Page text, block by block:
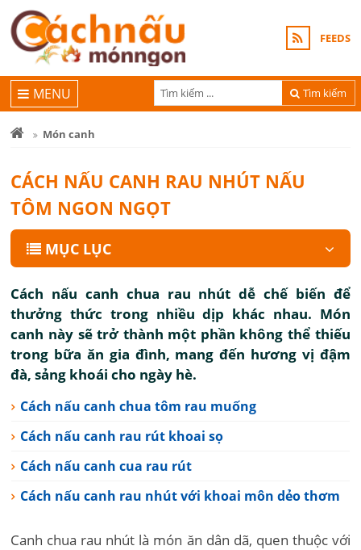
FEEDS
Tìm kiếm
MENU
Món canh
CÁCH NẤU CANH RAU NHÚT NẤU
TÔM NGON NGỌT
MỤC LỤC
Cách nấu canh chua rau nhút dễ chế biến để
thưởng thức trong nhiều dịp khác nhau. Món
canh này sẽ trở thành một phần không thể thiếu
trong bữa ăn gia đình, mang đến hương vị đậm
đà, sảng khoái cho ngày hè.
Cách nấu canh chua tôm rau muống
Cách nấu canh rau rút khoai sọ
Cách nấu canh cua rau rút
Cách nấu canh rau nhút với khoai môn dẻo thơm
Canh chua rau nhút là món ăn dân dã, quen thuộc với